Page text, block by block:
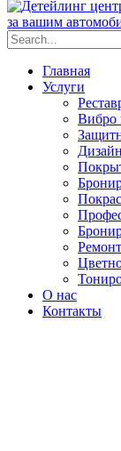
Главная
Услуги
Вибро
О нас
Контакты